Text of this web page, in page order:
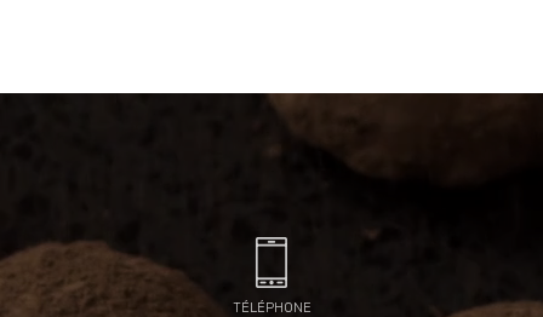
TÉLÉPHONE